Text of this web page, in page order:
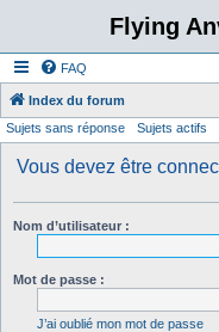
Flying
FAQ
Index du forum
Sujets sans réponse Sujets actifs
Vous devez être
Nom d’utilisateur :
Mot de passe :
J’ai oublié mon mot de passe